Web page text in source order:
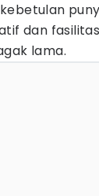
dan
lama.